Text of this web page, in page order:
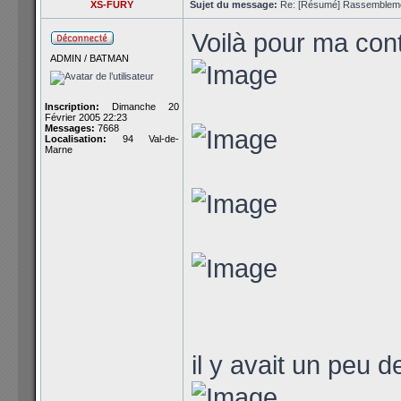
XS-FURY Sujet du message: Re: [Résumé]
ADMIN / BATMAN
Inscription: Dimanche 20
Février 2005 22:23
Messages: 7668
Localisation: 94 Val-de-
Marne
Voilà pour ma
il y avait un peu